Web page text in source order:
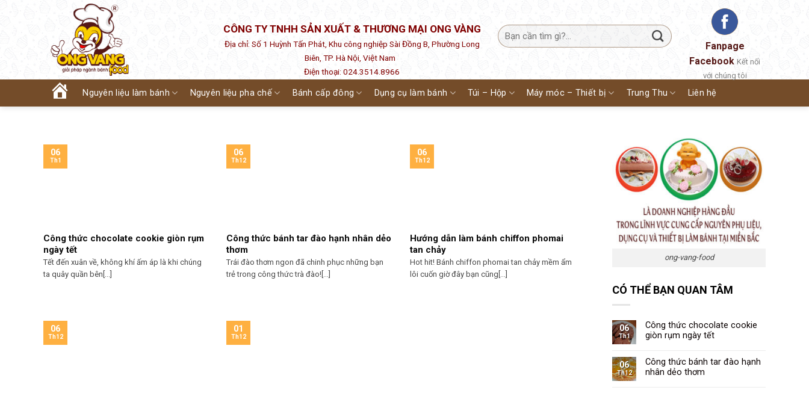
CÔNG TY TNHH SẢN XUẤT & THƯƠNG MẠI ONG VÀNG
Địa chỉ: Số 1 Huỳnh Tấn Phát, Khu công nghiệp Sài Đồng B, Phường Long
Biên, TP. Hà Nội, Việt Nam
Điện thoại: 024.3514.8966
Fanpage
Facebook Kết nối
với chúng tôi
Trang
Nguyên liệu làm bánh Nguyên liệu pha chế Bánh cấp đông Dụng cụ làm bánh Túi – Hộp Máy móc – Thiết bị Trung Thu Liên hệ
Công thức chocolate cookie giòn rụm
ngày tết
Tết đến xuân về, không khí ấm áp là khi chúng
ta quây quần bên[...]
06
Th1
Công thức bánh tar đào hạnh nhân dẻo
thơm
Trái đào thơm ngon đã chinh phục những bạn
trẻ trong công thức trà đào![...]
06
Th12
Hướng dẫn làm bánh chiffon phomai
tan chảy
Hot hit! Bánh chiffon phomai tan chảy mềm ẩm
lôi cuốn giờ đây bạn cũng[...]
06
Th12
06
Th12
01
Th12
ong-vang-food
CÓ THỂ BẠN QUAN TÂM
06
Th1
Công thức chocolate cookie
giòn rụm ngày tết
06
Th12
Công thức bánh tar đào hạnh
nhân dẻo thơm